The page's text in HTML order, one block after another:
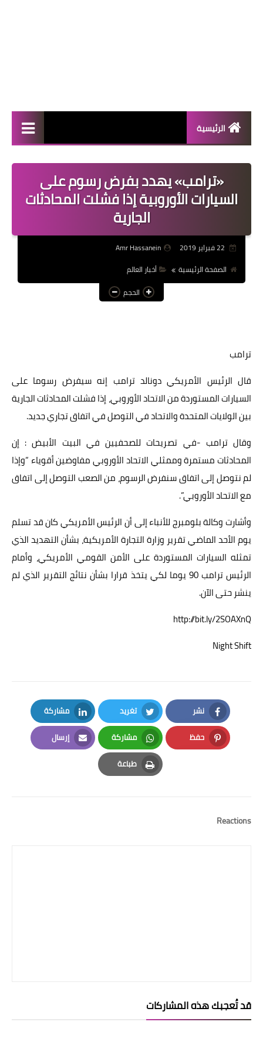
الرئيسية
منوعات
فعاليات
عالم المرأة
فن وثقافة
أخبار النجوم
أخبار العالم
«ترامب» يهدد بفرض رسوم على
السيارات الأوروبية إذا فشلت المحادثات
الجارية
Amr Hassanein
الصفحة الرئيسية
أخبار العالم
الحجم
ترامب
قال الرئيس الأمريكي دونالد ترامب إنه سيفرض رسوما على
السيارات المستوردة من الاتحاد الأوروبي، إذا فشلت المحادثات الجارية
بين الولايات المتحدة والاتحاد في التوصل في اتفاق تجاري جديد.
وقال ترامب -في تصريحات للصحفيين في البيت الأبيض : إن
المحادثات مستمرة وممثلي الاتحاد الأوروبي مفاوضين أقوياء “وإذا
لم نتوصل إلى اتفاق سنفرض الرسوم، من الصعب التوصل إلى اتفاق
مع الاتحاد الأوروبي”.
وأشارت وكالة بلومبرج للأنباء إلى أن الرئيس الأمريكي كان قد تسلم
يوم الأحد الماضي تقرير وزارة التجارة الأمريكية، بشأن التهديد الذي
تمثله السيارات المستوردة على الأمن القومي الأمريكي، وأمام
الرئيس ترامب 90 يوما لكي يتخذ قرارا بشأن نتائج التقرير الذي لم
ينشر حتى الآن.
http://bit.ly/2SOAXnQ
Night Shift
نشر
Facebook
تغريد
Twitter
مشاركة
LinkedIn
حفظ
Pinterest
مشاركة
Whatsapp
إرسال
Email
طباعة
Print
Reactions
قد تُعجبك هذه المشاركات